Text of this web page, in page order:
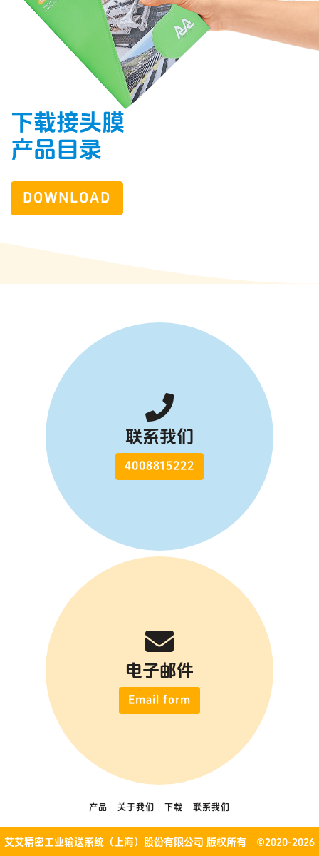
下载接头膜
产品目录
DOWNLOAD
联系我们
4008815222
电子邮件
Email form
产品 关于我们 下载 联系我们
艾艾精密工业输送系统（上海）股份有限公司 版权所有 ©2020-2026